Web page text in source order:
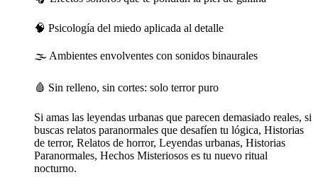
🧠 Psicología del miedo aplicada al detalle
🌫️ Ambientes envolventes con sonidos binaurales
🩸 Sin relleno, sin cortes: solo terror puro
Si amas las leyendas urbanas que parecen demasiado reales, si
buscas relatos paranormales que desafíen tu lógica, Historias
de terror, Relatos de horror, Leyendas urbanas, Historias
Paranormales, Hechos Misteriosos es tu nuevo ritual
nocturno.